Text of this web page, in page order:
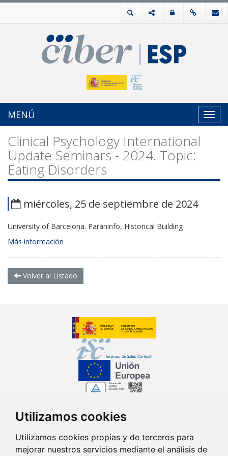
Utilizamos cookies
Utilizamos cookies propias y de terceros para
mejorar nuestros servicios mediante el análisis de
MENÚ
Clinical Psychology International
Update Seminars - 2024. Topic:
Eating Disorders
miércoles, 25 de septiembre de 2024
University of Barcelona. Paraninfo, Historical Building
Más información
Volver al Listado
Síguenos en...